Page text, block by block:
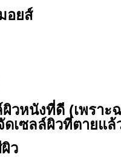
อยส์
ผิวหนังที่ดี (เพรา
ดเซลล์ผิวที่ตายแ
ว